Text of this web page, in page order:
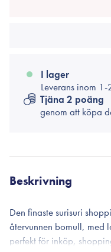
I lager
Leverans inom
Tjäna 2 poäng
genom att köpa
Beskrivning
Den finaste surisuri
återvunnen bomull, med
perfekt för inköp,